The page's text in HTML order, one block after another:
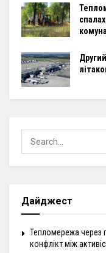
Дайджест
Тепломережа через
конфлікт між